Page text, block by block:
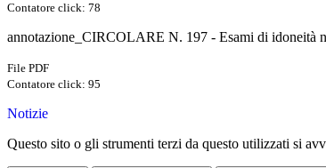
Contatore click: 78
annotazione_CIRCOLARE N. 197 - Esami di idoneità
File PDF
Contatore click: 95
Notizie
Questo sito o gli strumenti terzi da questo utilizzati si